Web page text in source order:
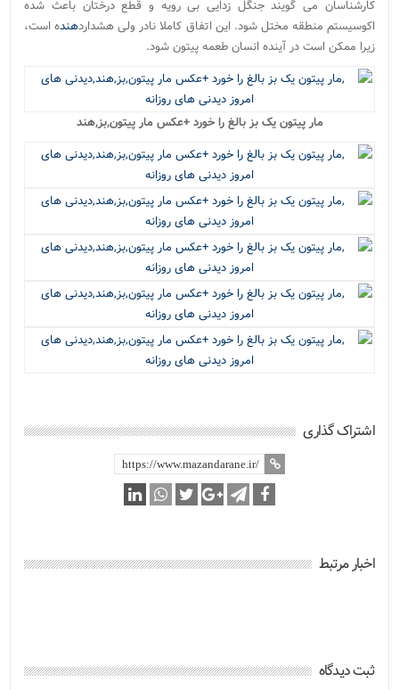
کارشناسان می گویند جنگل زدایی بی رویه و قطع درختان باعث شده
اکوسیستم منطقه مختل شود. این اتفاق کاملا نادر ولی هشداردهنده است،
زیرا ممکن است در آینده انسان طعمه پیتون شود.
مار پیتون یک بز بالغ را خورد +عکس مار پیتون,بز,هند
اشتراک گذاری
اخبار مرتبط
ثبت دیدگاه